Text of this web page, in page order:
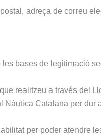
adreça de correu
les bases de legitimació
realitzeu a través del
Catalana per
per poder atendre